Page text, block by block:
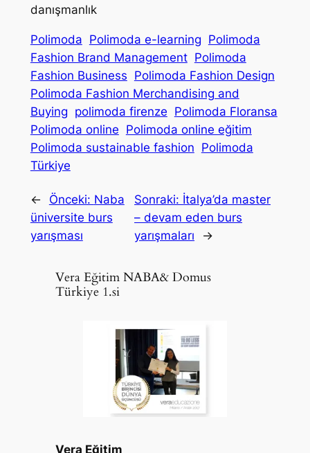
danışmanlık
Polimoda Polimoda e-learning Polimoda
Fashion Brand Management Polimoda
Fashion Business Polimoda Fashion Design
Polimoda Fashion Merchandising and
Buying polimoda firenze Polimoda Floransa
Polimoda online Polimoda online eğitim
Polimoda sustainable fashion Polimoda
Türkiye
← Önceki: Naba
üniversite burs
yarışması
Sonraki: İtalya’da master
– devam eden burs
yarışmaları
→
Vera Eğitim NABA& Domus
Türkiye 1.si
Vera Eğitim